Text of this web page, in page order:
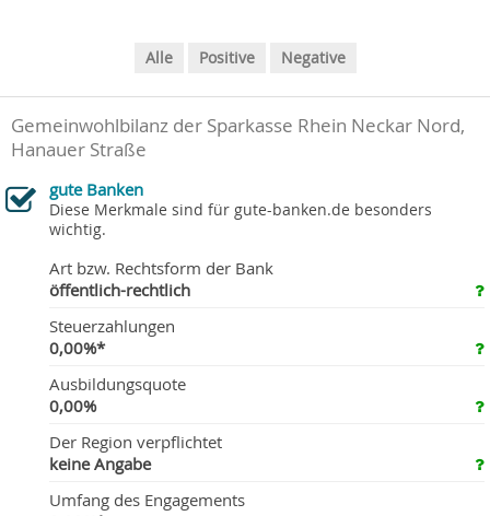
Alle Positive Negative
Gemeinwohlbilanz der Sparkasse Rhein Neckar Nord,
Hanauer Straße
gute Banken
Diese Merkmale sind für gute-banken.de besonders
wichtig.
Art bzw. Rechtsform der Bank
öffentlich-rechtlich
Steuerzahlungen
0,00%*
Ausbildungsquote
0,00%
Der Region verpflichtet
keine Angabe
Umfang des Engagements